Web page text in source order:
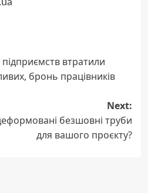
втратили
бронь працівників
Next:
безшовні труби
для вашого проєкту?